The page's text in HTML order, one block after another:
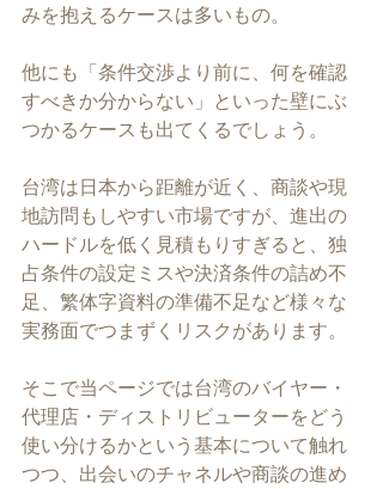
みを抱えるケースは多いもの。
他にも「条件交渉より前に、何を確認
すべきか分からない」といった壁にぶ
つかるケースも出てくるでしょう。
台湾は日本から距離が近く、商談や現
地訪問もしやすい市場ですが、進出の
ハードルを低く見積もりすぎると、独
占条件の設定ミスや決済条件の詰め不
足、繁体字資料の準備不足など様々な
実務面でつまずくリスクがあります。
そこで当ページでは台湾のバイヤー・
代理店・ディストリビューターをどう
使い分けるかという基本について触れ
つつ、出会いのチャネルや商談の進め